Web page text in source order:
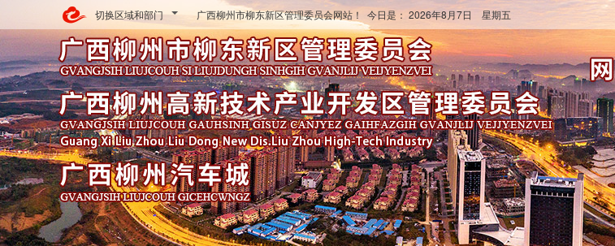
切换区域和部门 广西柳州市柳东新区管理委员会网站！ 今日是： 2026年8月7日 星期五